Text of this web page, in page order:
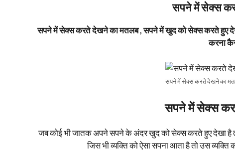
सपने में सेक्स
सपने में सेक्स करते देखने का मतलब , सपने में खुद को सेक्स करते हुए
करना
सपने में सेक्स करते देखने का
सपने में सेक्स
जब कोई भी जातक अपने सपने के अंदर खुद को सेक्स करते हुए देखा है
जिस भी व्यक्ति को ऐसा सपना आता है तो उस व्यक्ति